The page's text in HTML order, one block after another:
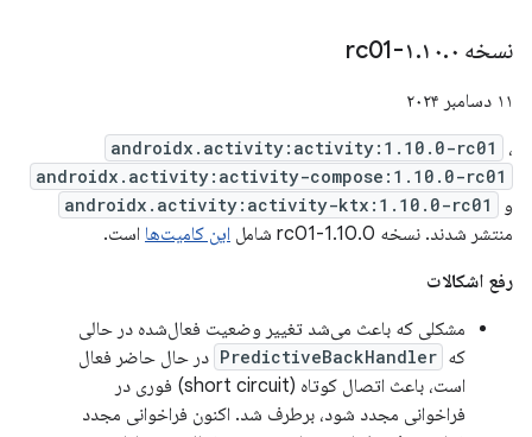
نسخه ۱ .۱۰.۰-rc01
۱۱ دسامبر ۲۰۲۴
androidx.activity:activity:1.10.0-rc01 ،
androidx.activity:activity-compose:1.10.0-rc01
و androidx.activity:activity-ktx:1.10.0-rc01
منتشر شدند. نسخه 1.10.0-rc01 شامل این کامیت‌ها است.
رفع اشکالات
مشکلی که باعث می‌شد تغییر وضعیت فعال‌شده در حالی
که PredictiveBackHandler در حال حاضر فعال
است، باعث اتصال کوتاه (short circuit) فوری در
فراخوانی مجدد شود، برطرف شد. اکنون فراخوانی مجدد